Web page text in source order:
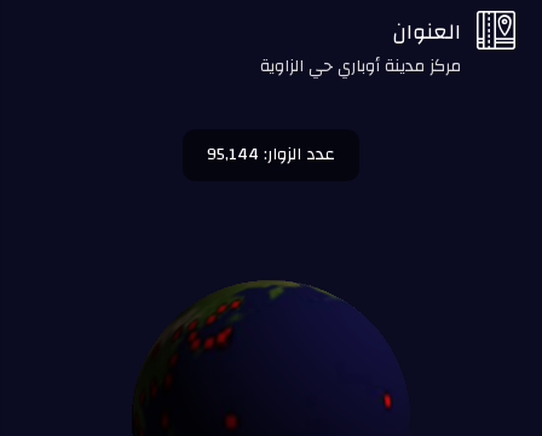
 العنوان
مركز مدينة أوباري حي الزاوية
عدد الزوار: 95,144